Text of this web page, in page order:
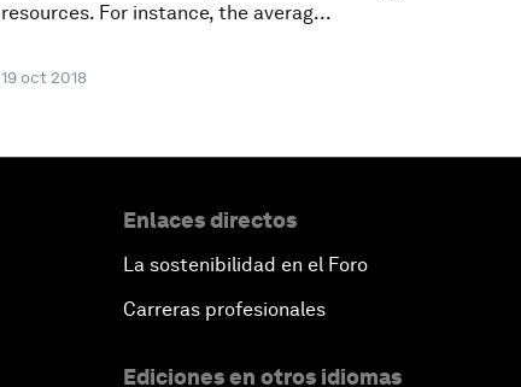
resources. For instance, the averag...
19 oct 2018
Enlaces directos
La sostenibilidad en el Foro
Carreras profesionales
Ediciones en otros idiomas